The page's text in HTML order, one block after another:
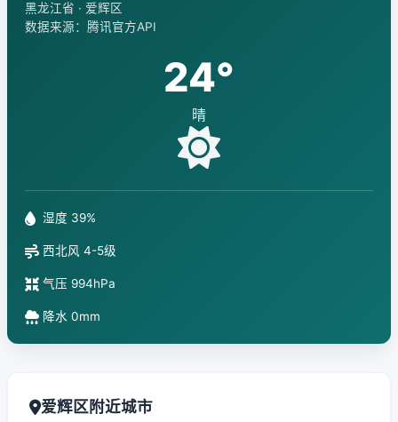
黑龙江省 · 爱辉区
数据来源：腾讯官方API
24°
晴
湿度 39%
西北风 4-5级
气压 994hPa
降水 0mm
爱辉区附近城市